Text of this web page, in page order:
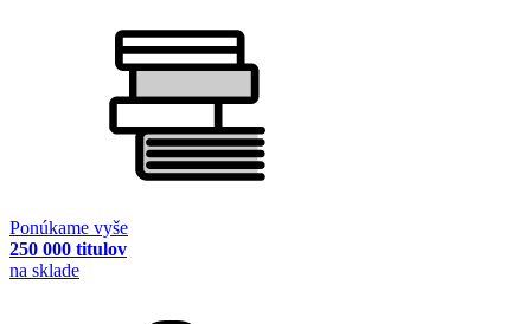
Ponúkame vyše
250 000 titulov
na sklade